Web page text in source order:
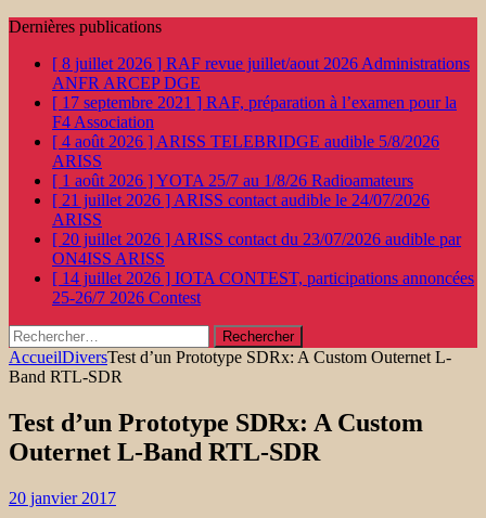
Dernières publications
[ 8 juillet 2026 ] RAF revue juillet/aout 2026 Administrations
ANFR ARCEP DGE
[ 17 septembre 2021 ] RAF, préparation à l’examen pour la
F4 Association
[ 4 août 2026 ] ARISS TELEBRIDGE audible 5/8/2026
ARISS
[ 1 août 2026 ]YOTA 25/7 au 1/8/26 Radioamateurs
[ 21 juillet 2026 ] ARISS contact audible le 24/07/2026
ARISS
[ 20 juillet 2026 ] ARISS contact du 23/07/2026 audible par
ON4ISS ARISS
[ 14 juillet 2026 ] IOTA CONTEST, participations annoncées
25-26/7 2026 Contest
Rechercher :
AccueilDiversTest d’un Prototype SDRx: A Custom Outernet L-
Band RTL-SDR
Test d’un Prototype SDRx: A Custom
Outernet L-Band RTL-SDR
20 janvier 2017